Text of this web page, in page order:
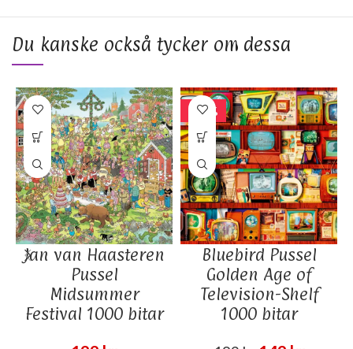
Du kanske också tycker om dessa
Jan van Haasteren
Pussel
Midsummer
Festival 1000 bitar
-21%
Bluebird Pussel
Golden Age of
Television-Shelf
1000 bitar